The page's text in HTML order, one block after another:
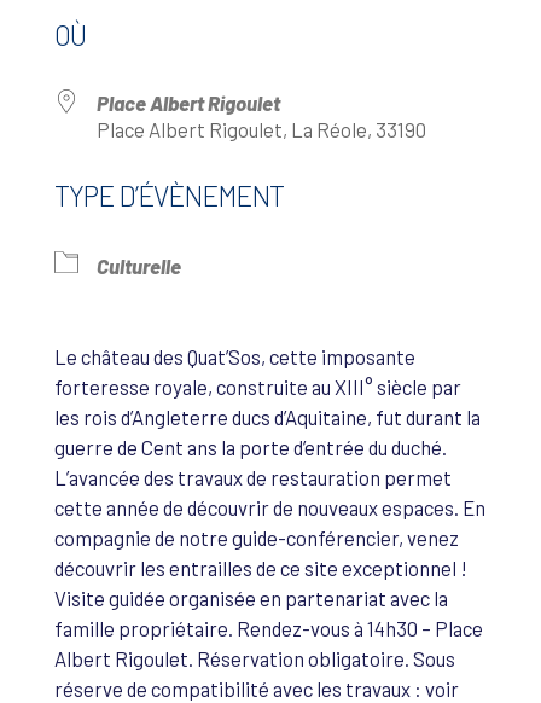
OÙ
Place Albert Rigoulet
Place Albert Rigoulet, La Réole, 33190
TYPE D’ÉVÈNEMENT
Culturelle
Le château des Quat’Sos, cette imposante
forteresse royale, construite au XIII° siècle par
les rois d’Angleterre ducs d’Aquitaine, fut durant la
guerre de Cent ans la porte d’entrée du duché.
L’avancée des travaux de restauration permet
cette année de découvrir de nouveaux espaces. En
compagnie de notre guide-conférencier, venez
découvrir les entrailles de ce site exceptionnel !
Visite guidée organisée en partenariat avec la
famille propriétaire. Rendez-vous à 14h30 – Place
Albert Rigoulet. Réservation obligatoire. Sous
réserve de compatibilité avec les travaux : voir